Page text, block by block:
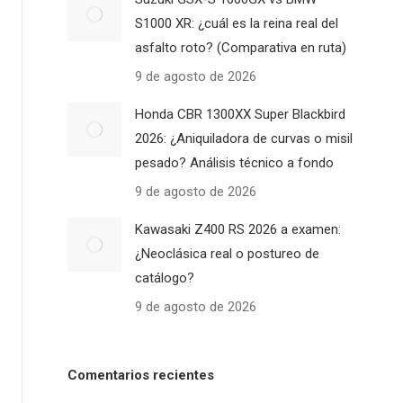
S1000 XR: ¿cuál es la reina real del
asfalto roto? (Comparativa en ruta)
9 de agosto de 2026
Honda CBR 1300XX Super Blackbird
2026: ¿Aniquiladora de curvas o misil
pesado? Análisis técnico a fondo
9 de agosto de 2026
Kawasaki Z400 RS 2026 a examen:
¿Neoclásica real o postureo de
catálogo?
9 de agosto de 2026
Comentarios recientes